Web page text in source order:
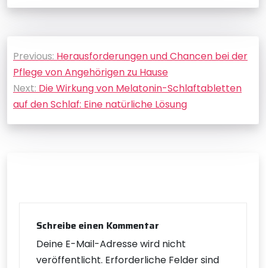
Beitragsnavigation
Previous: Herausforderungen und Chancen bei der
Pflege von Angehörigen zu Hause
Next: Die Wirkung von Melatonin-Schlaftabletten
auf den Schlaf: Eine natürliche Lösung
Schreibe einen Kommentar
Deine E-Mail-Adresse wird nicht
veröffentlicht. Erforderliche Felder sind